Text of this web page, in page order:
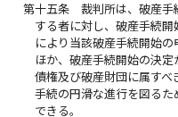
第十五条
裁判所は、破産手
する者に対し、破産手続
により当該破産手続開始
ほか、破産手続開始の決
債権及び破産財団に属す
手続の円滑な進行を図る
できる。